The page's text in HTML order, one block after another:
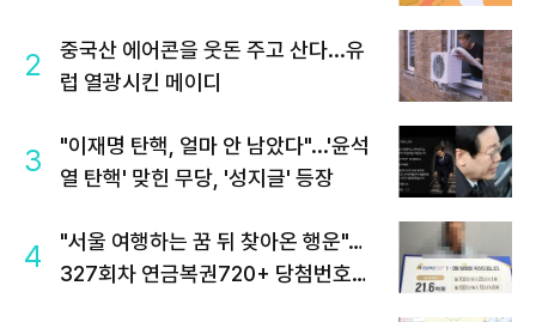
2
중국산 에어콘을 웃돈 주고 산다...유
럽 열광시킨 메이디
3
"이재명 탄핵, 얼마 안 남았다"...'윤석
열 탄핵' 맞힌 무당, '성지글' 등장
4
"서울 여행하는 꿈 뒤 찾아온 행운"…
327회차 연금복권720+ 당첨번호조